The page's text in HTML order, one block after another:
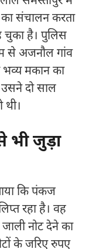
का संचालन करता
चुका है। पुलिस
से अजनौल गांव
मकान का
दो साल
भी जुड़ा
कि पंकज
रहा है। वह
नोट देने का
के जरिए रुपए